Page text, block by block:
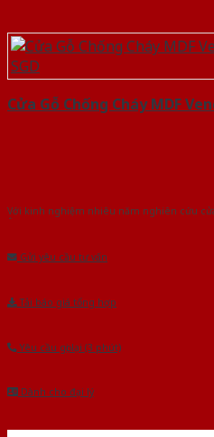
Cửa Gỗ Chống Cháy MDF
Với kinh nghiệm nhiêu năm nghiên cứu
Gửi yêu cầu tư vấn
Tải báo giá tổng hợp
Yêu cầu gọi lại (3 phút)
Dành cho đại lý